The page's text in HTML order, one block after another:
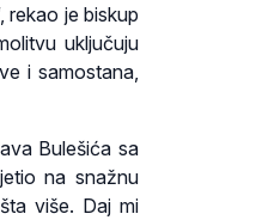
rekao je biskup
uključuju
i samostana,
Bulešića sa
na snažnu
više. Daj mi